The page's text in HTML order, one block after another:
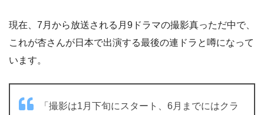
現在、7月から放送される月9ドラマの撮影真っただ中で、
これが杏さんが日本で出演する最後の連ドラと噂になって
います。
「撮影は1月下旬にスタート、6月までにはクラ